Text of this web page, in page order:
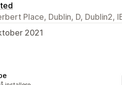
Place, Dublin, D, Dublin2,
2021